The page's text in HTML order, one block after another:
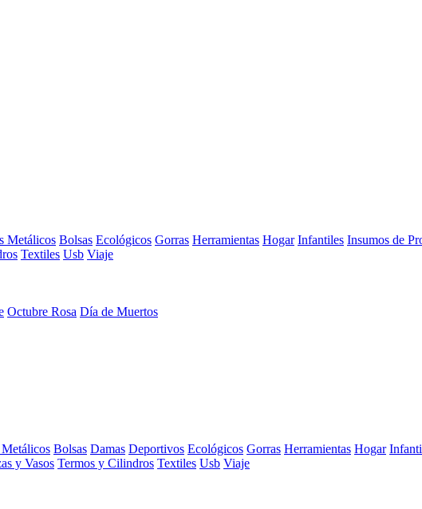
Metálicos Bolsas Ecológicos Gorras Herramientas Hogar Infantiles Insumos de
Textiles Usb Viaje
Octubre Rosa Día de Muertos
Bolsas Damas Deportivos Ecológicos Gorras Herramientas Hogar
y Vasos Termos y Cilindros Textiles Usb Viaje